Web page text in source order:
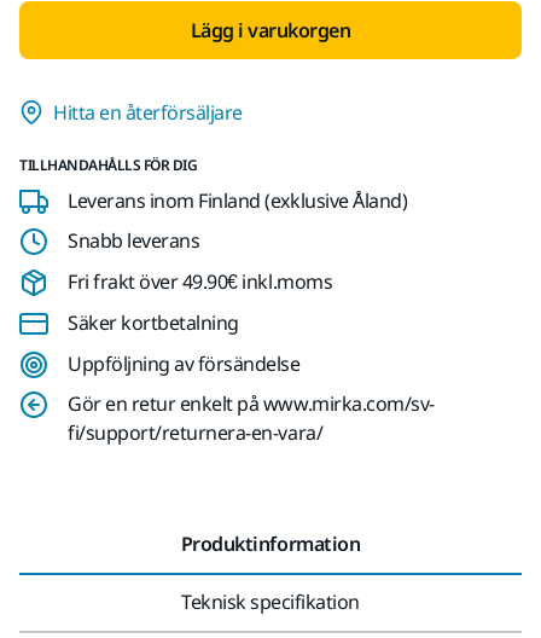
Lägg i varukorgen
Hitta en återförsäljare
TILLHANDAHÅLLS FÖR DIG
Leverans inom Finland (exklusive Åland)
Snabb leverans
Fri frakt över 49.90€ inkl.moms
Säker kortbetalning
Uppföljning av försändelse
Gör en retur enkelt på www.mirka.com/sv-
fi/support/returnera-en-vara/
Produktinformation
Teknisk specifikation